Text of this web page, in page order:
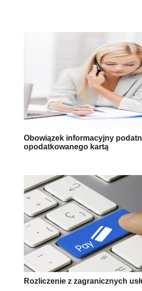
Obowiązek informacyjny
opodatkowanego kartą
Rozliczenie z zagranicznych